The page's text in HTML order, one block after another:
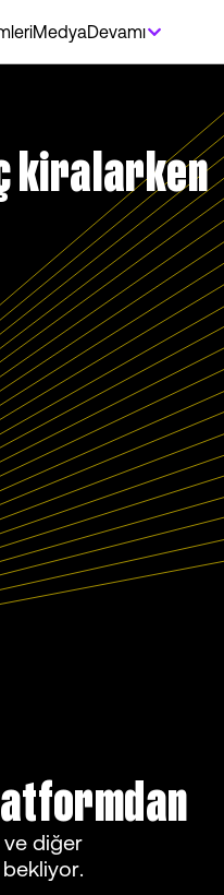
MedyaDevamı
kiralarken
diğer